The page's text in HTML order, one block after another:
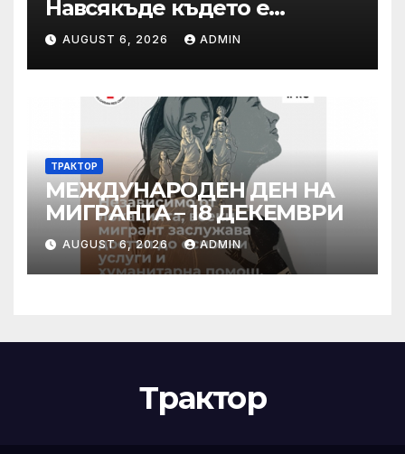
Навсякъде където е
възможна човешка грешка
в железницата, трябва да
има система за вторичен
контрол
AUGUST 6, 2026 ADMIN
ТРАКТОР
МЕЖДУНАРОДЕН ДЕН НА
МИГРАНТА – 18 ДЕКЕМВРИ
AUGUST 6, 2026 ADMIN
Трактор